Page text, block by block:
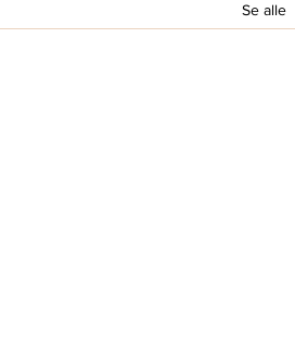
Se alle